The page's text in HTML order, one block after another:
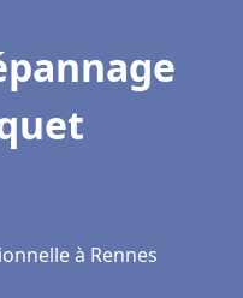
à Rennes